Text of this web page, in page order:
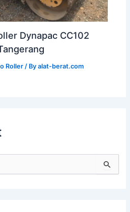
Dynapac CC102
Roller/ Byalat-berat.com